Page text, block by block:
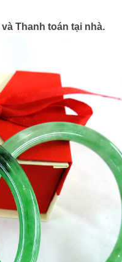
Thanh toán tại nhà.